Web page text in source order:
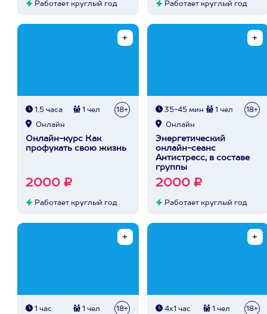
Работает круглый год Работает круглый год
1,5 часа 1 чел 18+
Онлайн
Онлайн-курс Как
профукать свою жизнь
2000 ₽
Работает круглый год
35-45 мин 1 чел 18+
Онлайн
Энергетический
онлайн-сеанс
Антистресс, в составе
группы
2000 ₽
Работает круглый год
1 час 1 чел 18+ 4х1 час 1 чел 18+